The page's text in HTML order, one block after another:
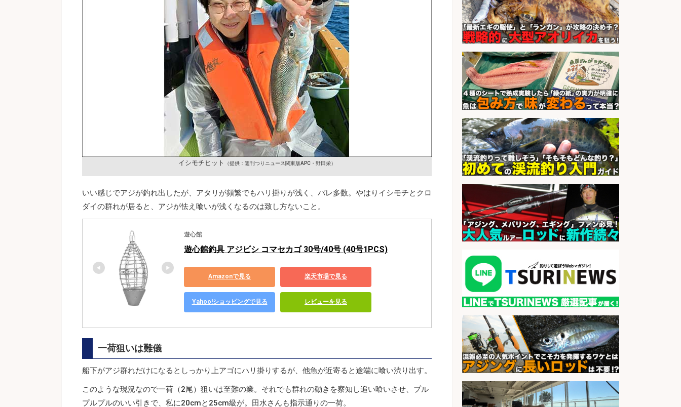
イシモチヒット （提供：週刊つりニュース関東版APC・野田栄）
いい感じでアジが釣れ出したが、アタリが頻繁でもハリ掛りが浅く、バレ多数。やはりイシモチとクロ
ダイの群れが居ると、アジが怯え喰いが浅くなるのは致し方ないこと。
遊心館
遊心館釣具 アジビシ コマセカゴ 30号/40号 (40号1PCS)
Amazonで見る 楽天市場で見る
Yahoo!ショッピングで見る レビューを見る
一荷狙いは難儀
船下がアジ群れだけになるとしっかり上アゴにハリ掛りするが、他魚が近寄ると途端に喰い渋り出す。
このような現況なので一荷（2尾）狙いは至難の業。それでも群れの動きを察知し追い喰いさせ、プル
プルプルのいい引きで、私に20cmと25cm級が。田水さんも指示通りの一荷。